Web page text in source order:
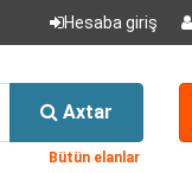
Hesaba giriş
Axtar
Bütün elanlar